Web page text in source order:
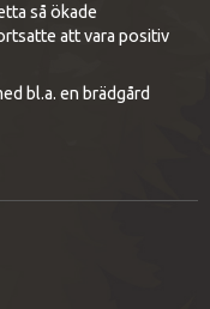
så ökade
att vara positiv
bl.a. en brädgård